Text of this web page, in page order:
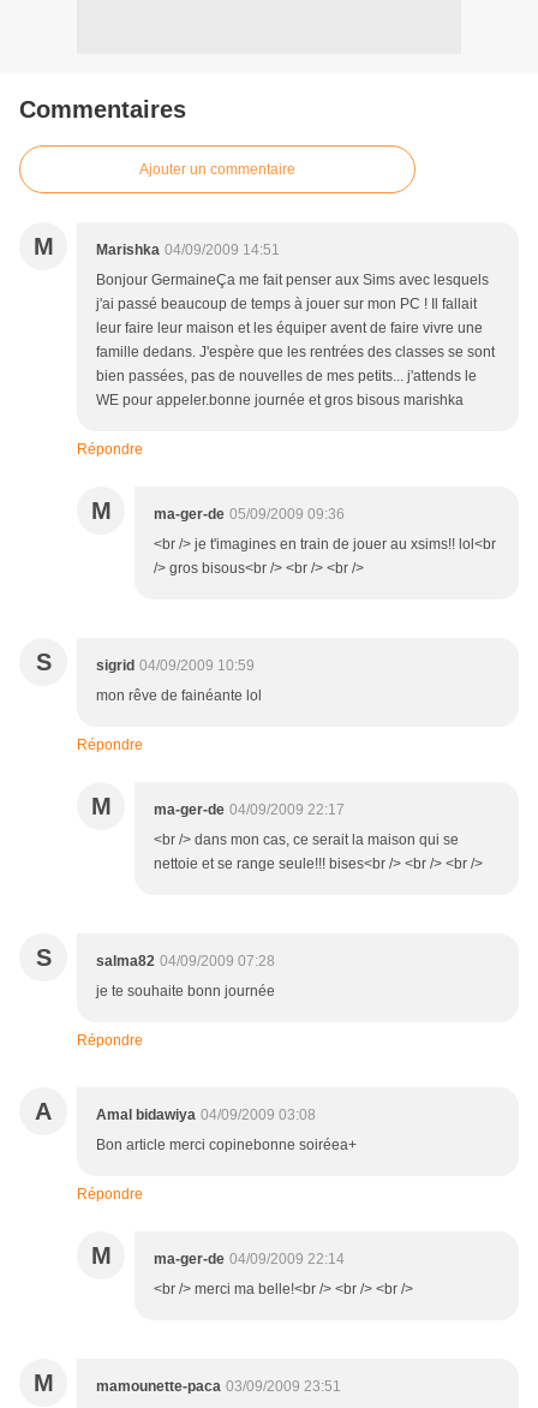
Commentaires
Ajouter un commentaire
M Marishka 04/09/2009 14:51
Bonjour GermaineÇa me fait penser aux Sims avec lesquels
j'ai passé beaucoup de temps à jouer sur mon PC ! Il fallait
leur faire leur maison et les équiper avent de faire vivre une
famille dedans. J'espère que les rentrées des classes se sont
bien passées, pas de nouvelles de mes petits... j'attends le
WE pour appeler.bonne journée et gros bisous marishka
Répondre
M ma-ger-de 05/09/2009 09:36
<br /> je t'imagines en train de jouer au xsims!! lol<br
/> gros bisous<br /> <br /> <br />
S sigrid 04/09/2009 10:59
mon rêve de fainéante lol
Répondre
M ma-ger-de 04/09/2009 22:17
<br /> dans mon cas, ce serait la maison qui se
nettoie et se range seule!!! bises<br /> <br /> <br />
S salma82 04/09/2009 07:28
je te souhaite bonn journée
Répondre
A Amal bidawiya 04/09/2009 03:08
Bon article merci copinebonne soiréea+
Répondre
M ma-ger-de 04/09/2009 22:14
<br /> merci ma belle!<br /> <br /> <br />
M mamounette-paca 03/09/2009 23:51